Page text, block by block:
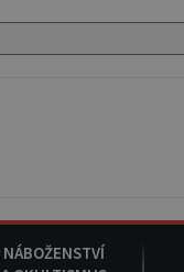
si na ulici zavolá
NÁBOŽENSTVÍ